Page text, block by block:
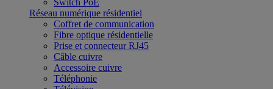
Switch PoE
Réseau numérique résidentiel
Coffret de communication
Fibre optique résidentielle
Prise et connecteur RJ45
Câble cuivre
Accessoire cuivre
Téléphonie